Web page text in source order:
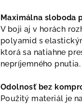
Maximálna sloboda
V boji aj v horách
polyamid s
ktorá sa natiahne
nepríjemného pnutia.
Odolnosť bez
Použitý materiál je